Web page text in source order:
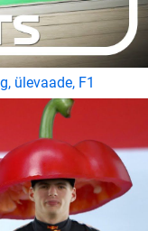
ülevaade, F1